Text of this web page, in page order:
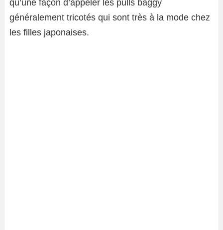
qu’une façon d’appeler les pulls baggy
généralement tricotés qui sont très à la mode chez
les filles japonaises.